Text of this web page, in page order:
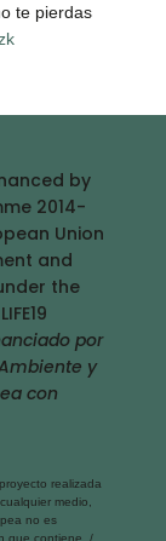
te pierdas
by
2014-
Union
and
the
por
y
con
realizada
medio,
no es
que contiene. /